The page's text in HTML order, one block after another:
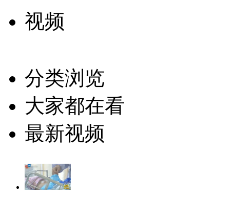
视频
分类浏览
大家都在看
最新视频